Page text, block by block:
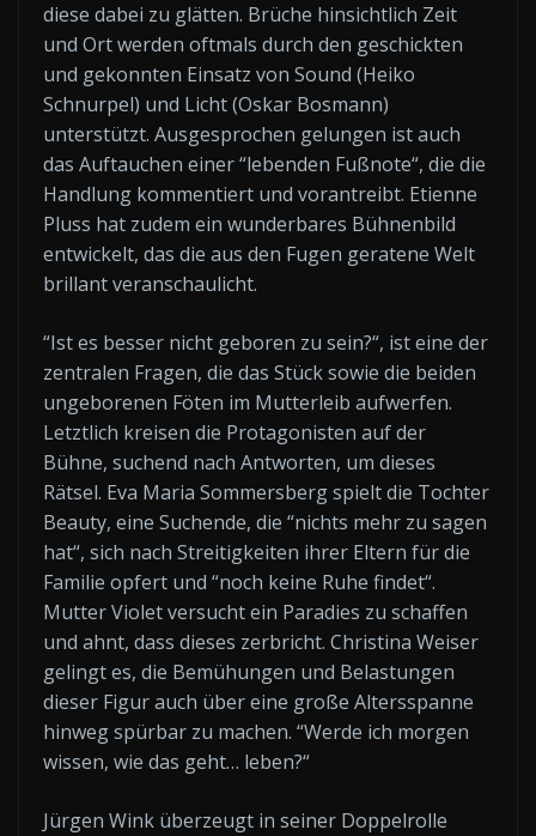
diese dabei zu glätten. Brüche hinsichtlich Zeit
und Ort werden oftmals durch den geschickten
und gekonnten Einsatz von Sound (Heiko
Schnurpel) und Licht (Oskar Bosmann)
unterstützt. Ausgesprochen gelungen ist auch
das Auftauchen einer “lebenden Fußnote“, die die
Handlung kommentiert und vorantreibt. Etienne
Pluss hat zudem ein wunderbares Bühnenbild
entwickelt, das die aus den Fugen geratene Welt
brillant veranschaulicht.
“Ist es besser nicht geboren zu sein?“, ist eine der
zentralen Fragen, die das Stück sowie die beiden
ungeborenen Föten im Mutterleib aufwerfen.
Letztlich kreisen die Protagonisten auf der
Bühne, suchend nach Antworten, um dieses
Rätsel. Eva Maria Sommersberg spielt die Tochter
Beauty, eine Suchende, die “nichts mehr zu sagen
hat“, sich nach Streitigkeiten ihrer Eltern für die
Familie opfert und “noch keine Ruhe findet“.
Mutter Violet versucht ein Paradies zu schaffen
und ahnt, dass dieses zerbricht. Christina Weiser
gelingt es, die Bemühungen und Belastungen
dieser Figur auch über eine große Altersspanne
hinweg spürbar zu machen. “Werde ich morgen
wissen, wie das geht… leben?“
Jürgen Wink überzeugt in seiner Doppelrolle